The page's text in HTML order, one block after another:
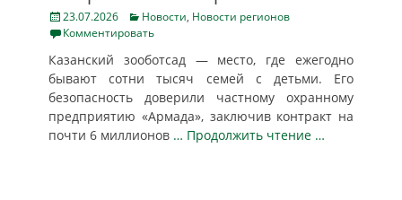
Posted
on
23.07.2026 Categories
Новости, Новости регионов
Комментировать
Казанский зооботсад — место, где ежегодно
бывают сотни тысяч семей с детьми. Его
безопасность доверили частному охранному
предприятию «Армада», заключив контракт на
почти 6 миллионов … Продолжить чтение …